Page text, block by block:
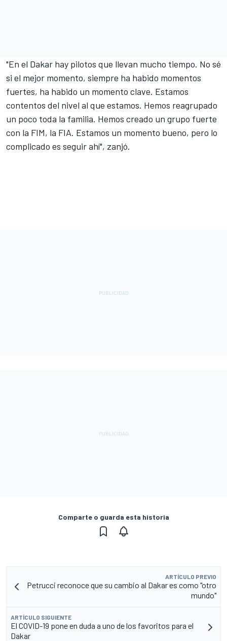
"En el Dakar hay pilotos que llevan mucho tiempo. No sé
si el mejor momento, siempre ha habido momentos
fuertes, ha habido un momento clave. Estamos
contentos del nivel al que estamos. Hemos reagrupado
un poco toda la familia. Hemos creado un grupo fuerte
con la FIM, la FIA. Estamos un momento bueno, pero lo
complicado es seguir ahí", zanjó.
Comparte o guarda esta historia
ARTÍCULO PREVIO
Petrucci reconoce que su cambio al Dakar es como "otro
mundo"
ARTÍCULO SIGUIENTE
El COVID-19 pone en duda a uno de los favoritos para el
Dakar